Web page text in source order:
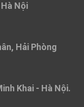
Nội
Hải Phòng
Khai - Hà Nội.